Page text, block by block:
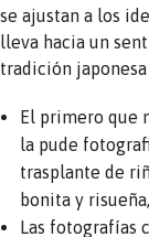
se ajustan a los
lleva hacia un
tradición japonesa
El primero que
la pude
trasplante de
bonita y
Las fotografías